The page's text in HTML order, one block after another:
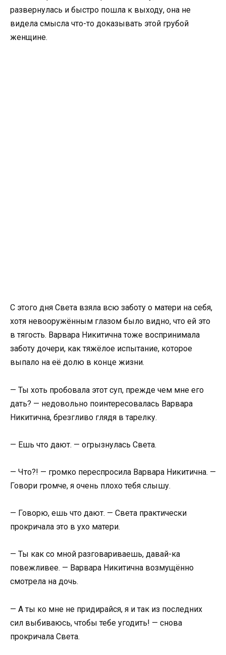
развернулась и быстро пошла к выходу, она не
видела смысла что-то доказывать этой грубой
женщине.
С этого дня Света взяла всю заботу о матери на себя,
хотя невооружённым глазом было видно, что ей это
в тягость. Варвара Никитична тоже воспринимала
заботу дочери, как тяжёлое испытание, которое
выпало на её долю в конце жизни.
— Ты хоть пробовала этот суп, прежде чем мне его
дать? — недовольно поинтересовалась Варвара
Никитична, брезгливо глядя в тарелку.
— Ешь что дают. — огрызнулась Света.
— Что?! — громко переспросила Варвара Никитична. —
Говори громче, я очень плохо тебя слышу.
— Говорю, ешь что дают. — Света практически
прокричала это в ухо матери.
— Ты как со мной разговариваешь, давай-ка
повежливее. — Варвара Никитична возмущённо
смотрела на дочь.
— А ты ко мне не придирайся, я и так из последних
сил выбиваюсь, чтобы тебе угодить! — снова
прокричала Света.